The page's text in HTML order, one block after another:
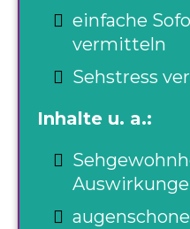
einfache
vermitteln
Sehstress
Inhalte u. a.: